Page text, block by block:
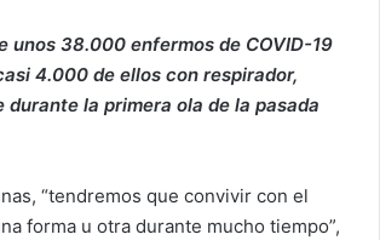
unos 38.000 enfermos de COVID-19
4.000 de ellos con respirador,
durante la primera ola de la pasada
“tendremos que convivir con el
forma u otra durante mucho tiempo”,